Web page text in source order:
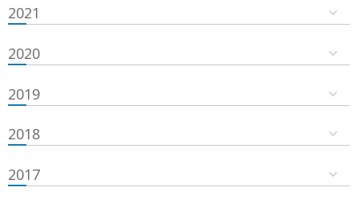
2021
2020
2019
2018
2017